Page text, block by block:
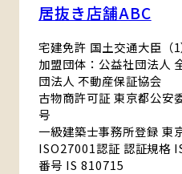
居抜き店舗ABC
宅建免許 国土交通大臣（
加盟団体：公益社団法人
団法人 不動産保証協会
古物商許可証 東京都公
号
一級建築士事務所登録 東
ISO27001認証 認証規格
番号 IS 810715